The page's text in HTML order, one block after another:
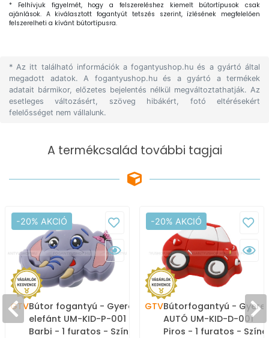
* Felhívjuk figyelmét, hogy a felszereléshez kiemelt bútortípusok csak
ajánlások. A kiválasztott fogantyút tetszés szerint, ízlésének megfelelően
felszerelheti a kívánt bútortípusra.
* Az itt található információk a fogantyushop.hu és a gyártó által
megadott adatok. A fogantyushop.hu és a gyártó a termékek
adatait bármikor, előzetes bejelentés nélkül megváltoztathatják. Az
esetleges változásért, szöveg hibákért, fotó eltérésekért
felelősséget nem vállalunk.
A termékcsalád további tagjai
-20% AKCIÓ
GTVBútor fogantyú - Gyerek
elefánt UM-KID-P-001
Barbi - 1 furatos - Színes
-20% AKCIÓ
GTVBútorfogantyú -
AUTÓ UM-KID-D-001
Piros - 1 furatos -